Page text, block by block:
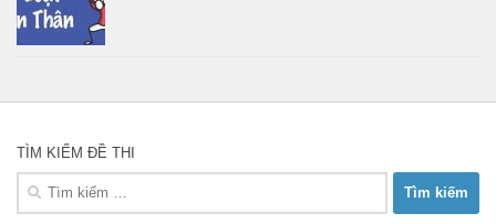
TÌM KIẾM ĐỀ THI
Tìm